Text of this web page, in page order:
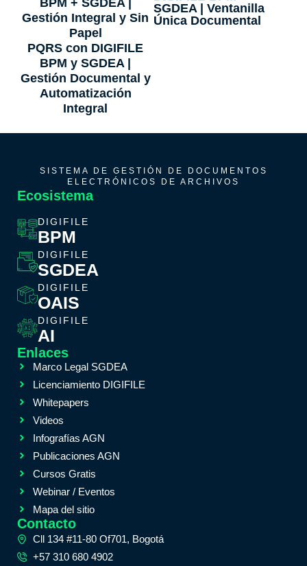
BPM + SGDEA |
Gestión Integral y Sin
Papel
SGDEA | Ventanilla
Única Documental
PQRS con DIGIFILE
BPM y SGDEA |
Gestión Documental y
Automatización
Integral
SISTEMA DE GESTIÓN DE DOCUMENTOS
ELECTRÓNICOS DE ARCHIVOS
Ecosistema
DIGIFILE
BPM
DIGIFILE
SGDEA
DIGIFILE
OAIS
DIGIFILE
AI
Enlaces
Marco Legal SGDEA
Licenciamiento DIGIFILE
Whitepapers
Videos
Infografías AGN
Publicaciones AGN
Cursos Gratis
Webinar / Eventos
Mapa del sitio
Contacto
Cll 134 #11-80 Of701, Bogotá
+57 310 680 4902